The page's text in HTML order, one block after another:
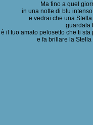
Ma fino a quel
in una notte di blu
e vedrai che una
guardala
è il tuo amato pelosetto che ti
e fa brillare la Stella